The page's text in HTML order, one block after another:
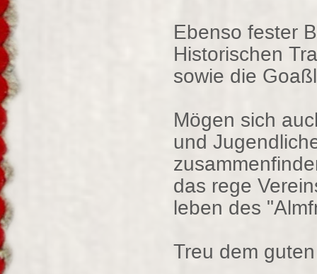
Ebenso fester
Historischen
sowie die
Mögen sich
und
das rege
leben des
Treu dem